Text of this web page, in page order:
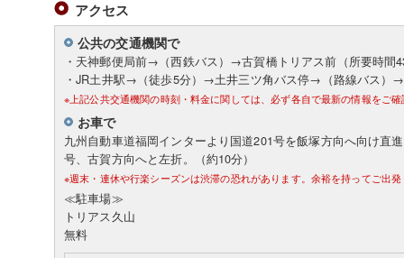
アクセス
公共の交通機関で
・天神郵便局前→（西鉄バス）→古賀橋トリアス前（所要時間
・JR土井駅→（徒歩5分）→土井三ツ角バス停→（路線バス）
※上記公共交通機関の時刻・料金に関しては、必ず各自で最新の情報をご
お車で
九州自動車道福岡インターより国道201号を飯塚方向へ向け直
号、古賀方向へと左折。（約10分）
※週末・連休や行楽シーズンは渋滞の恐れがあります。余裕を持ってご出
≪駐車場≫
トリアス久山
無料